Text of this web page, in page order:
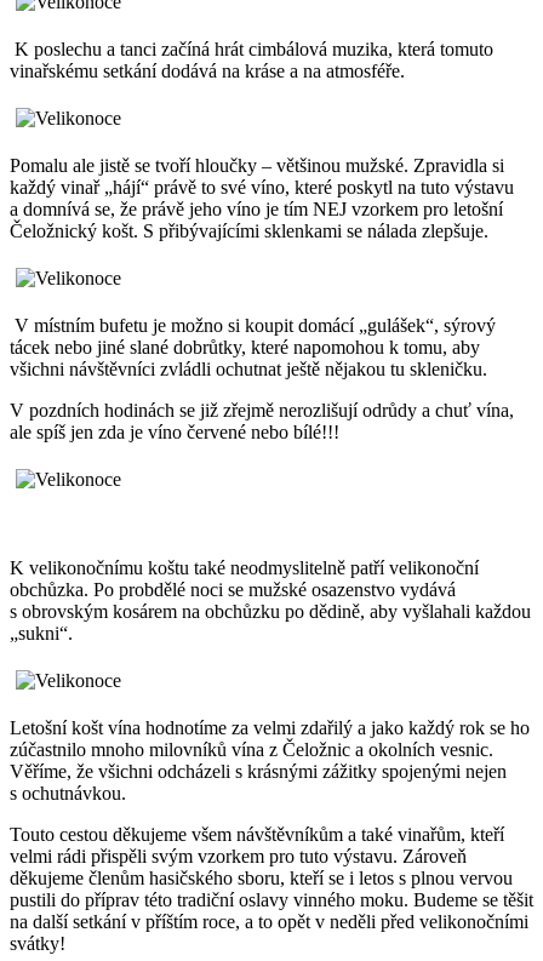
K poslechu a tanci začíná hrát cimbálová muzika, která tomuto
vinařskému setkání dodává na kráse a na atmosféře.
Pomalu ale jistě se tvoří hloučky – většinou mužské. Zpravidla si
každý vinař „hájí“ právě to své víno, které poskytl na tuto výstavu
a domnívá se, že právě jeho víno je tím NEJ vzorkem pro letošní
Čeložnický košt. S přibývajícími sklenkami se nálada zlepšuje.
V místním bufetu je možno si koupit domácí „gulášek“, sýrový
tácek nebo jiné slané dobrůtky, které napomohou k tomu, aby
všichni návštěvníci zvládli ochutnat ještě nějakou tu skleničku.
V pozdních hodinách se již zřejmě nerozlišují odrůdy a chuť vína,
ale spíš jen zda je víno červené nebo bílé!!!
K velikonočnímu koštu také neodmyslitelně patří velikonoční
obchůzka. Po probdělé noci se mužské osazenstvo vydává
s obrovským kosárem na obchůzku po dědině, aby vyšlahali každou
„sukni“.
Letošní košt vína hodnotíme za velmi zdařilý a jako každý rok se ho
zúčastnilo mnoho milovníků vína z Čeložnic a okolních vesnic.
Věříme, že všichni odcházeli s krásnými zážitky spojenými nejen
s ochutnávkou.
Touto cestou děkujeme všem návštěvníkům a také vinařům, kteří
velmi rádi přispěli svým vzorkem pro tuto výstavu. Zároveň
děkujeme členům hasičského sboru, kteří se i letos s plnou vervou
pustili do příprav této tradiční oslavy vinného moku. Budeme se těšit
na další setkání v příštím roce, a to opět v neděli před velikonočními
svátky!